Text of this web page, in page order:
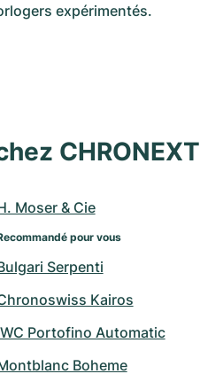
expérimentés.
CHRONEXT
Moser & Cie
pour vous
Serpenti
Kairos
Portofino Automatic
Boheme